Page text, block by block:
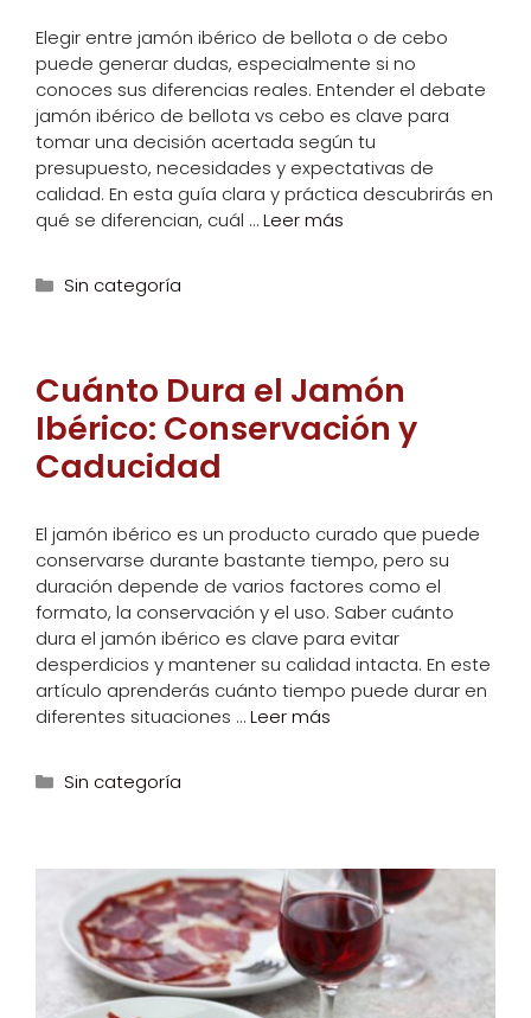
Elegir entre jamón ibérico de bellota o de cebo
puede generar dudas, especialmente si no
conoces sus diferencias reales. Entender el debate
jamón ibérico de bellota vs cebo es clave para
tomar una decisión acertada según tu
presupuesto, necesidades y expectativas de
calidad. En esta guía clara y práctica descubrirás en
qué se diferencian, cuál …Leer más
Categorías
Sin categoría
Cuánto Dura el Jamón
Ibérico: Conservación y
Caducidad
El jamón ibérico es un producto curado que puede
conservarse durante bastante tiempo, pero su
duración depende de varios factores como el
formato, la conservación y el uso. Saber cuánto
dura el jamón ibérico es clave para evitar
desperdicios y mantener su calidad intacta. En este
artículo aprenderás cuánto tiempo puede durar en
diferentes situaciones …Leer más
Categorías
Sin categoría